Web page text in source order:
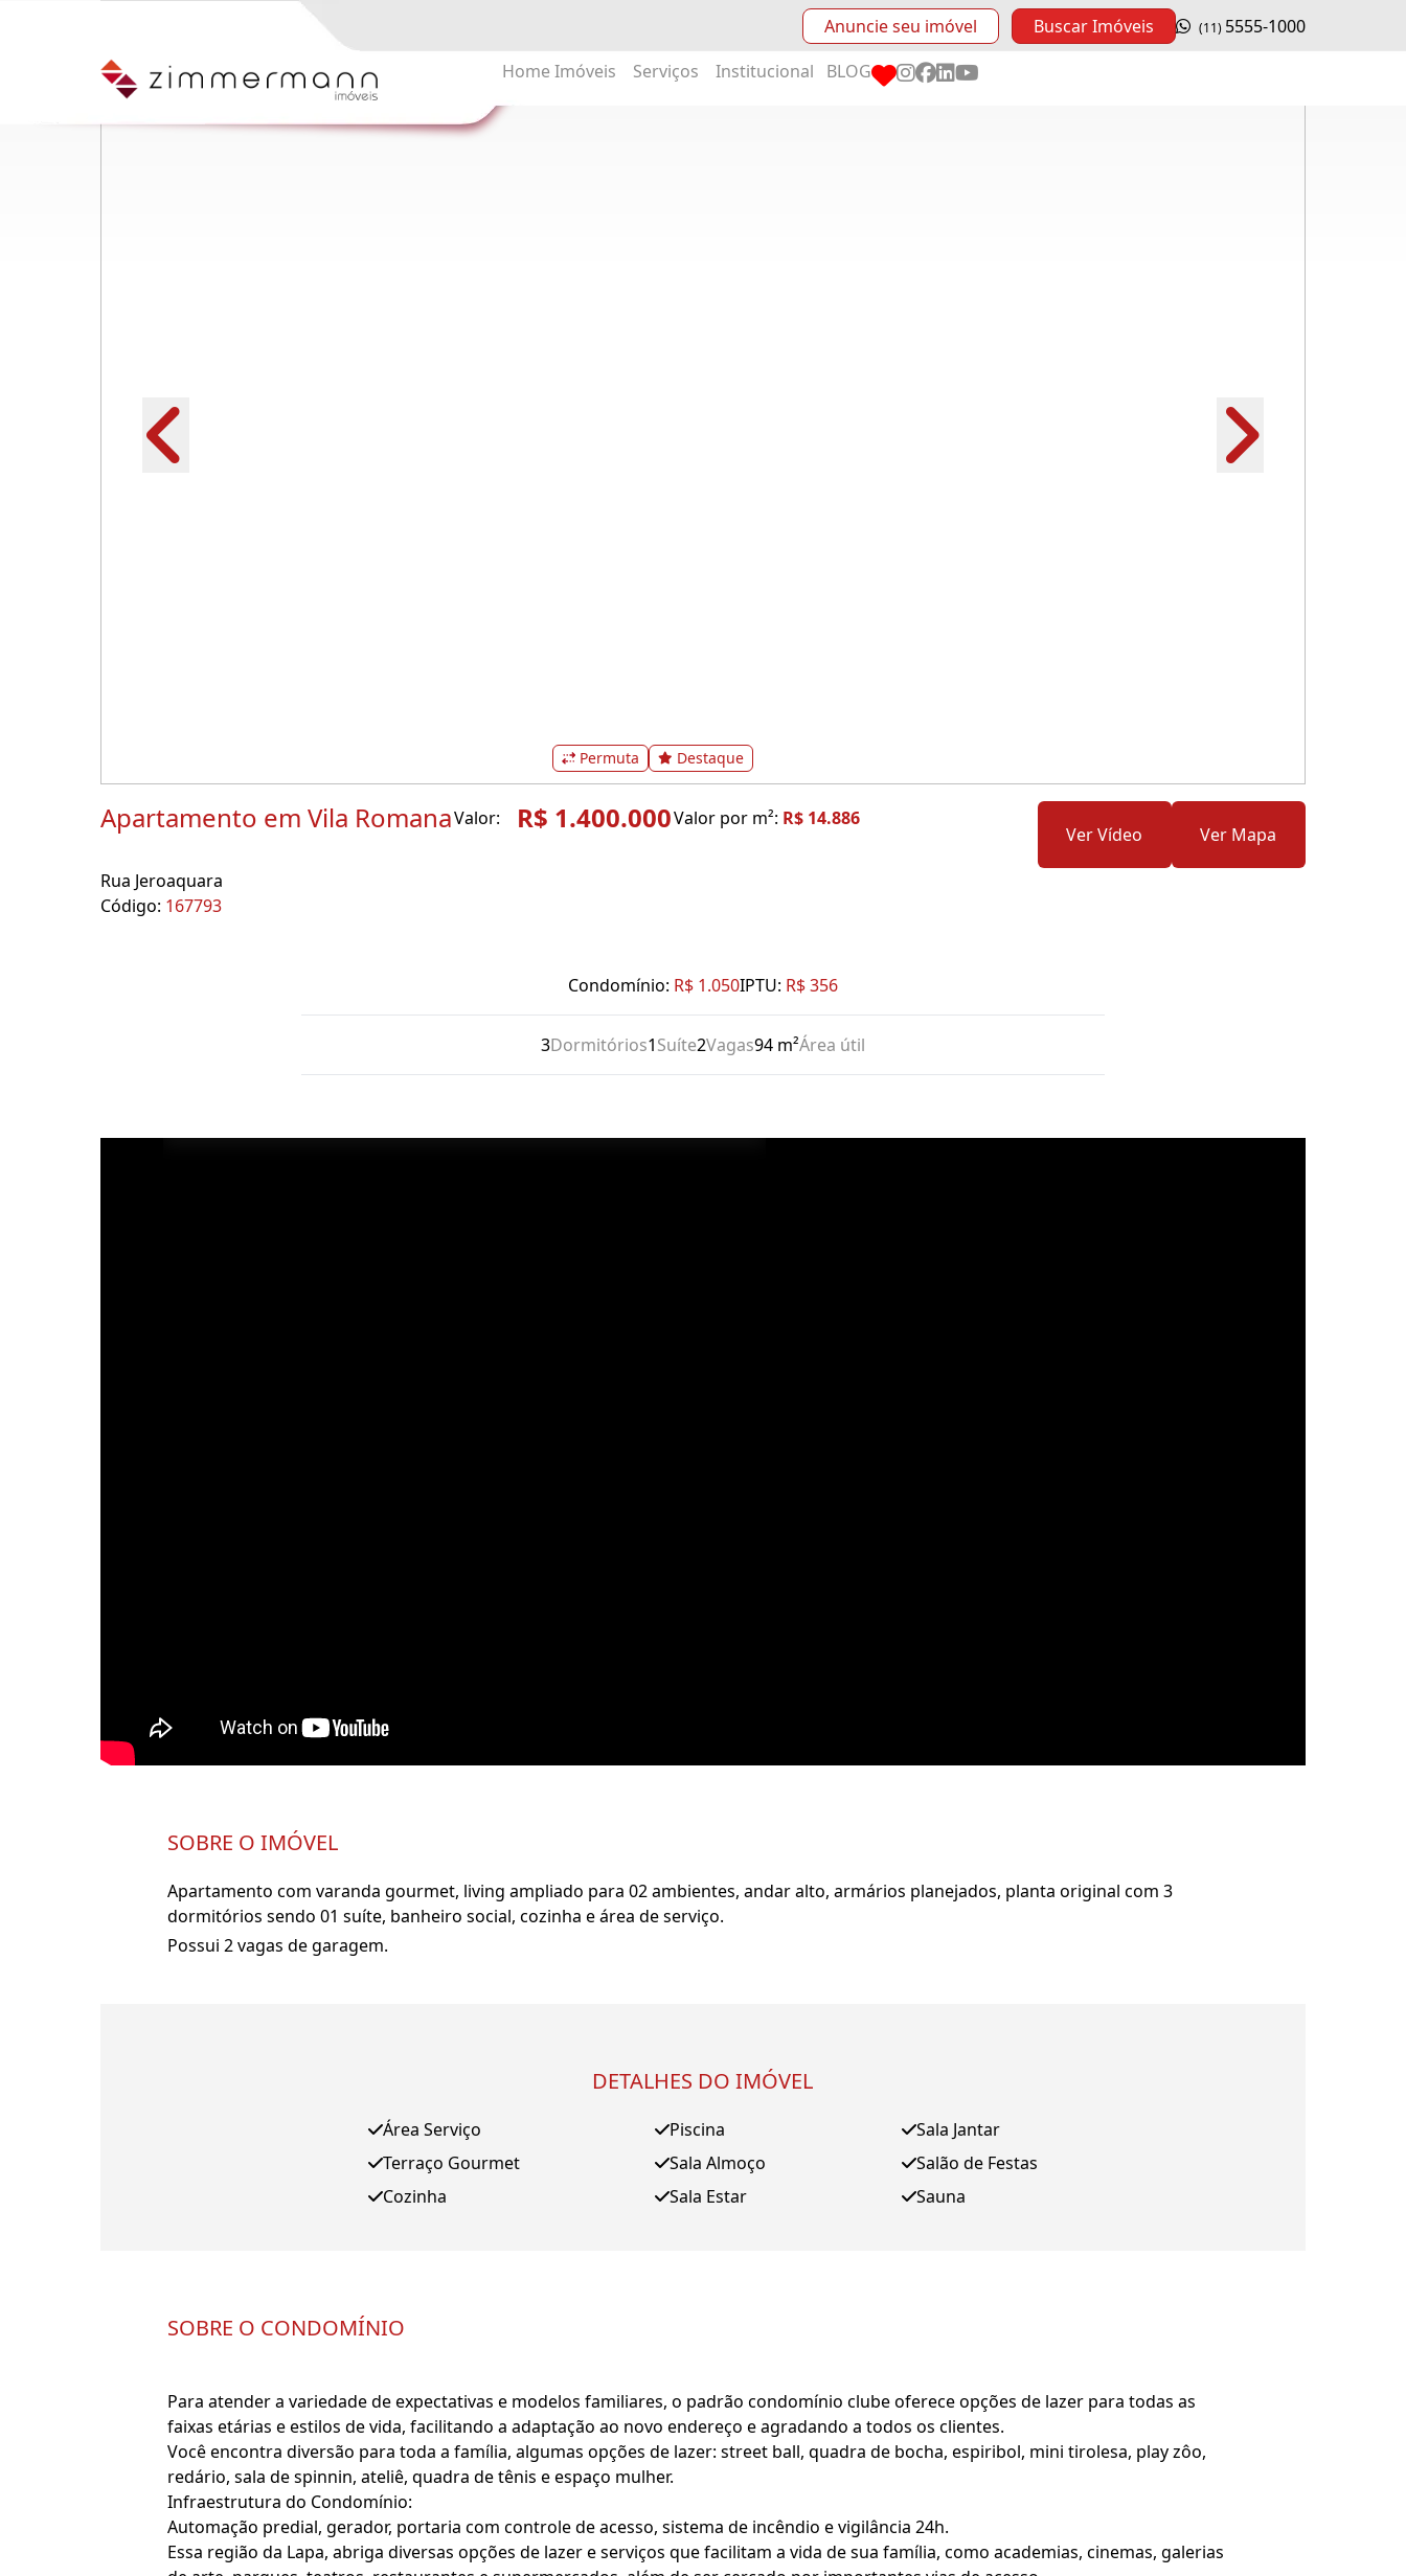
Anuncie seu imóvel Buscar Imóveis (11) 5555-1000
Home Imóveis Serviços Institucional BLOG
Permuta Destaque
Apartamento em Vila RomanaValor: R$ 1.400.000Valor por m²: R$ 14.886
Rua Jeroaquara
Código: 167793
Ver Vídeo Ver Mapa
Condomínio: R$ 1.050IPTU: R$ 356
3Dormitórios1Suíte2Vagas94 m²Área útil
SOBRE O IMÓVEL
Apartamento com varanda gourmet, living ampliado para 02 ambientes, andar alto, armários planejados, planta original com 3
dormitórios sendo 01 suíte, banheiro social, cozinha e área de serviço.
Possui 2 vagas de garagem.
DETALHES DO IMÓVEL
Área Serviço
Terraço Gourmet
Cozinha
Piscina
Sala Almoço
Sala Estar
Sala Jantar
Salão de Festas
Sauna
SOBRE O CONDOMÍNIO
Para atender a variedade de expectativas e modelos familiares, o padrão condomínio clube oferece opções de lazer para todas as
faixas etárias e estilos de vida, facilitando a adaptação ao novo endereço e agradando a todos os clientes.
Você encontra diversão para toda a família, algumas opções de lazer: street ball, quadra de bocha, espiribol, mini tirolesa, play zôo,
redário, sala de spinnin, ateliê, quadra de tênis e espaço mulher.
Infraestrutura do Condomínio:
Automação predial, gerador, portaria com controle de acesso, sistema de incêndio e vigilância 24h.
Essa região da Lapa, abriga diversas opções de lazer e serviços que facilitam a vida de sua família, como academias, cinemas, galerias